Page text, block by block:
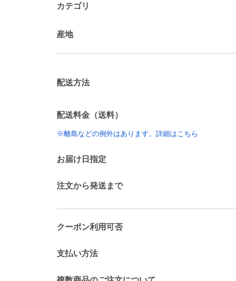
カテゴリ
産地
配送方法
配送料金（送料）
※離島などの例外はあります。詳細はこちら
お届け日指定
注文から発送まで
クーポン利用可否
支払い方法